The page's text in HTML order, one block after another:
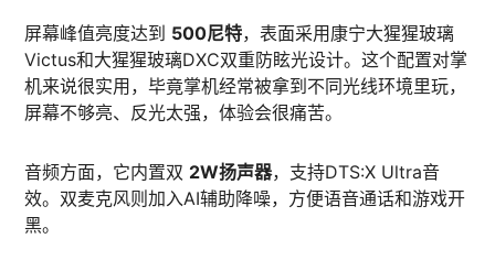
屏幕峰值亮度达到 500尼特，表面采用康宁大猩猩玻璃
Victus和大猩猩玻璃DXC双重防眩光设计。这个配置对掌
机来说很实用，毕竟掌机经常被拿到不同光线环境里玩，
屏幕不够亮、反光太强，体验会很痛苦。
音频方面，它内置双 2W扬声器，支持DTS:X Ultra音
效。双麦克风则加入AI辅助降噪，方便语音通话和游戏开
黑。